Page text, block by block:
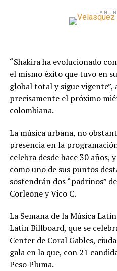
“Shakira ha evolucionado
el mismo éxito que tuvo en
global total y sigue vigente”,
precisamente el próximo
colombiana.
La música urbana, no
presencia en la
celebra desde hace 30 años,
como uno de sus puntos
sostendrán dos “padrinos”
Corleone y Vico C.
La Semana de la Música
Latin Billboard, que se
Center de Coral Gables,
gala en la que, con 21
Peso Pluma.